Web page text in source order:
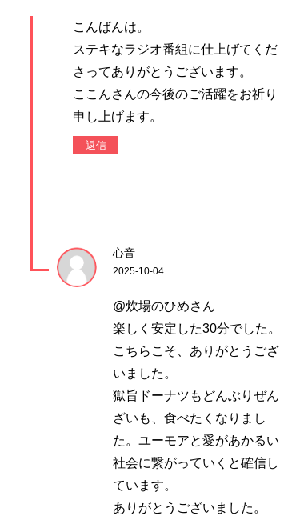
こんばんは。
ステキなラジオ番組に仕上げてくだ
さってありがとうございます。
ここんさんの今後のご活躍をお祈り
申し上げます。
返信
心音
2025-10-04
@炊場のひめさん
楽しく安定した30分でした。
こちらこそ、ありがとうござ
いました。
獄旨ドーナツもどんぶりぜん
ざいも、食べたくなりまし
た。ユーモアと愛があかるい
社会に繋がっていくと確信し
ています。
ありがとうございました。